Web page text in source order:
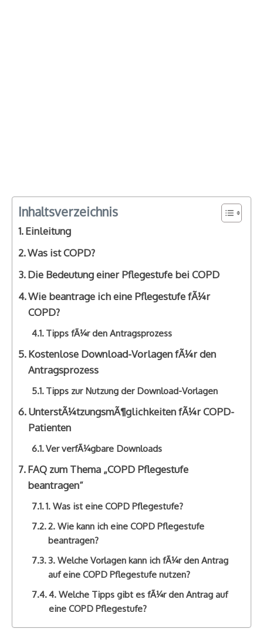
Inhaltsverzeichnis
Einleitung
Was ist COPD?
Die Bedeutung einer Pflegestufe bei COPD
Wie beantrage ich eine Pflegestufe fÃ¼r
COPD?
Tipps fÃ¼r den Antragsprozess
Kostenlose Download-Vorlagen fÃ¼r den
Antragsprozess
Tipps zur Nutzung der Download-Vorlagen
UnterstÃ¼tzungsmÃ¶glichkeiten fÃ¼r COPD-
Patienten
Ver verfÃ¼gbare Downloads
FAQ zum Thema „COPD Pflegestufe
beantragen“
1. Was ist eine COPD Pflegestufe?
2. Wie kann ich eine COPD Pflegestufe
beantragen?
3. Welche Vorlagen kann ich fÃ¼r den Antrag
auf eine COPD Pflegestufe nutzen?
4. Welche Tipps gibt es fÃ¼r den Antrag auf
eine COPD Pflegestufe?